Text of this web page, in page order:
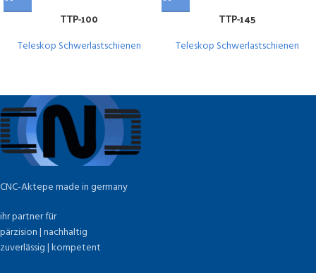
TTP-100
Teleskop Schwerlastschienen
TTP-145
Teleskop Schwerlastschienen
CNC-Aktepe made in germany
ihr partner für
pärzision | nachhaltig
zuverlässig | kompetent